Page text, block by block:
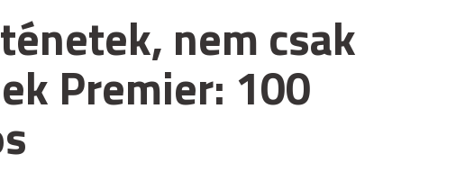
nem csak
Premier: 100